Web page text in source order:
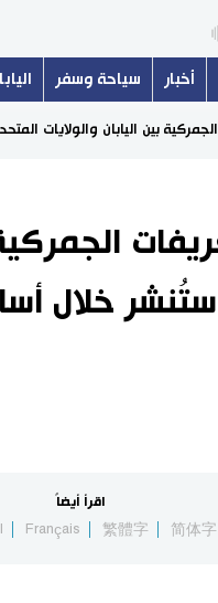
أخبار سياحة وسفر
بين اليابان والولايات
الجمركية
خلال
اقرأ أيضاً
简体字
繁體字
Français